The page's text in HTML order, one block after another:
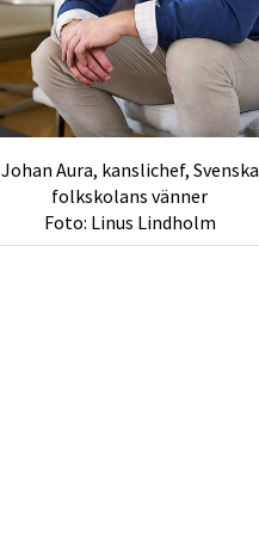
Johan Aura, kanslichef, Svenska
folkskolans vänner
Foto: Linus Lindholm